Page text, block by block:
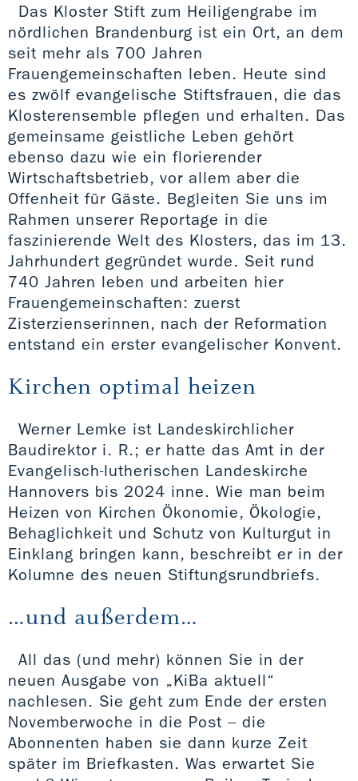
Das Kloster Stift zum Heiligengrabe im
nördlichen Brandenburg ist ein Ort, an dem
seit mehr als 700 Jahren
Frauengemeinschaften leben. Heute sind
es zwölf evangelische Stiftsfrauen, die das
Klosterensemble pflegen und erhalten. Das
gemeinsame geistliche Leben gehört
ebenso dazu wie ein florierender
Wirtschaftsbetrieb, vor allem aber die
Offenheit für Gäste. Begleiten Sie uns im
Rahmen unserer Reportage in die
faszinierende Welt des Klosters, das im 13.
Jahrhundert gegründet wurde. Seit rund
740 Jahren leben und arbeiten hier
Frauengemeinschaften: zuerst
Zisterzienserinnen, nach der Reformation
entstand ein erster evangelischer Konvent.
Kirchen optimal heizen
Werner Lemke ist Landeskirchlicher
Baudirektor i. R.; er hatte das Amt in der
Evangelisch-lutherischen Landeskirche
Hannovers bis 2024 inne. Wie man beim
Heizen von Kirchen Ökonomie, Ökologie,
Behaglichkeit und Schutz von Kulturgut in
Einklang bringen kann, beschreibt er in der
Kolumne des neuen Stiftungsrundbriefs.
…und außerdem…
All das (und mehr) können Sie in der
neuen Ausgabe von „KiBa aktuell“
nachlesen. Sie geht zum Ende der ersten
Novemberwoche in die Post – die
Abonnenten haben sie dann kurze Zeit
später im Briefkasten. Was erwartet Sie